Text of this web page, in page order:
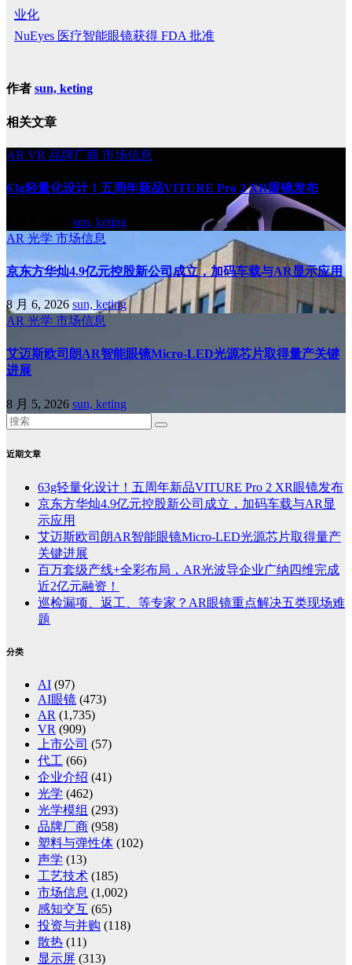
业化
NuEyes 医疗智能眼镜获得 FDA 批准
作者 sun, keting
相关文章
AR VR 品牌厂商 市场信息
63g轻量化设计！五周年新品VITURE Pro 2 XR眼镜发布
sun, keting
AR 光学 市场信息
京东方华灿4.9亿元控股新公司成立，加码车载与AR显示应用
8 月 6, 2026 sun, keting
AR 光学 市场信息
艾迈斯欧司朗AR智能眼镜Micro-LED光源芯片取得量产关键
进展
8 月 5, 2026 sun, keting
近期文章
63g轻量化设计！五周年新品VITURE Pro 2 XR眼镜发布
京东方华灿4.9亿元控股新公司成立，加码车载与AR显
示应用
艾迈斯欧司朗AR智能眼镜Micro-LED光源芯片取得量产
关键进展
百万套级产线+全彩布局，AR光波导企业广纳四维完成
近2亿元融资！
巡检漏项、返工、等专家？AR眼镜重点解决五类现场难
题
分类
AI (97)
AI眼镜 (473)
AR (1,735)
VR (909)
上市公司 (57)
代工 (66)
企业介绍 (41)
光学 (462)
光学模组 (293)
品牌厂商 (958)
塑料与弹性体 (102)
声学 (13)
工艺技术 (185)
市场信息 (1,002)
感知交互 (65)
投资与并购 (118)
散热 (11)
显示屏 (313)